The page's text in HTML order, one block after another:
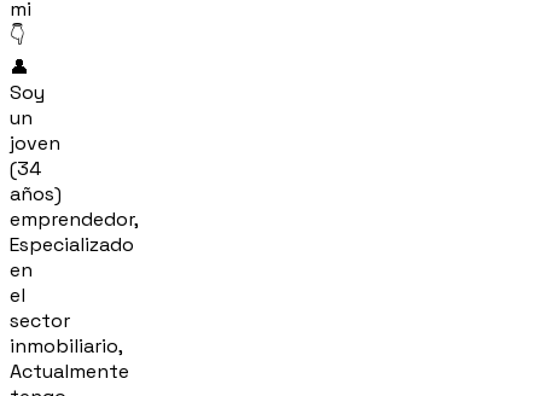
mi
👇
👤
Soy
un
joven
(34
años)
emprendedor,
Especializado
en
el
sector
inmobiliario,
Actualmente